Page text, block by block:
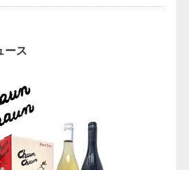
ース